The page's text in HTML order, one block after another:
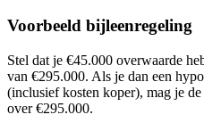
Voorbeeld bijleenregeling
Stel dat je €45.000 overwaarde
van €295.000. Als je dan een
(inclusief kosten koper), mag je
over €295.000.